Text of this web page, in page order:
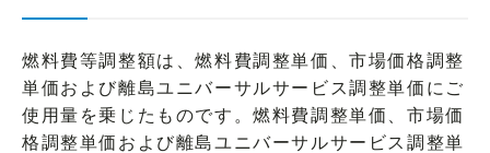
燃料費等調整額は、燃料費調整単価、市場価格調整
単価および離島ユニバーサルサービス調整単価にご
使用量を乗じたものです。燃料費調整単価、市場価
格調整単価および離島ユニバーサルサービス調整単